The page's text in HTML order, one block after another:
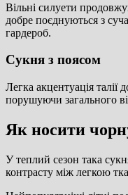
Вільні силуети
добре поєднуються з
гардероб.
Сукня з поясом
Легка акцентуація талії
порушуючи загального
Як носити
У теплий сезон така
контрасту між легкою